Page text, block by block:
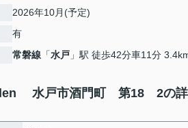
2026年10月(予定)
有
常磐線 「水戸 」駅 徒歩42分車11分
水戸市酒門町 第18 2の